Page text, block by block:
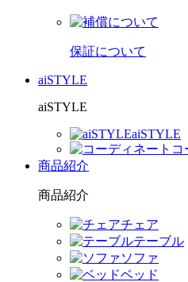
保証について
aiSTYLE
aiSTYLE
aiSTYLE
コ
商品紹介
商品紹介
チェア
テーブル
ソファ
ベッド